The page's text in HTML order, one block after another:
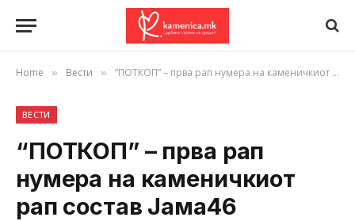
Home » Вести » “ПОТКОП” – прва рап нумера на каменичкиот рап состав Јама46
ВЕСТИ
“ПОТКОП” – прва рап
нумера на каменичкиот
рап состав Јама46